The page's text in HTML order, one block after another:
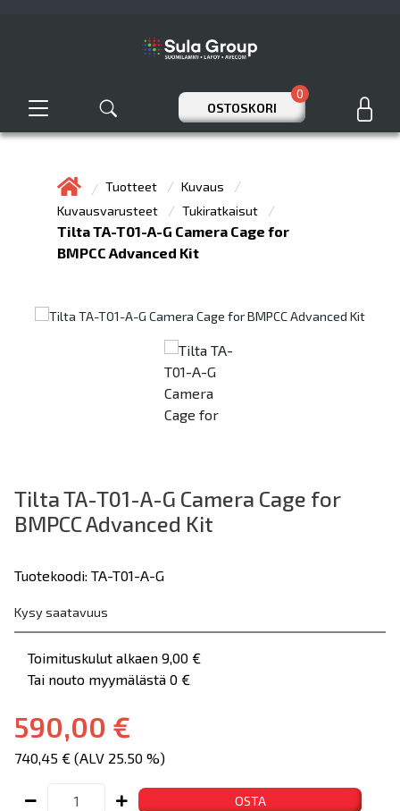
OSTOSKORI
0
Tuotteet
Kuvaus
Kuvausvarusteet
Tukiratkaisut
Tilta TA-T01-A-G Camera Cage for
BMPCC Advanced Kit
Tilta TA-T01-A-G Camera Cage for
BMPCC Advanced Kit
Tuotekoodi: TA-T01-A-G
Kysy saatavuus
Toimituskulut alkaen 9,00 €
Tai nouto myymälästä 0 €
590,00 €
740,45 € (ALV 25.50 %)
OSTA